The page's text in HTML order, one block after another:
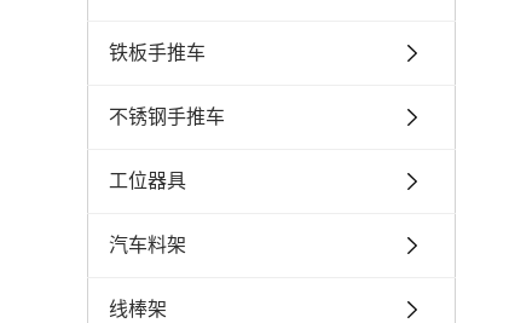
铁板手推车
不锈钢手推车
工位器具
汽车料架
线棒架